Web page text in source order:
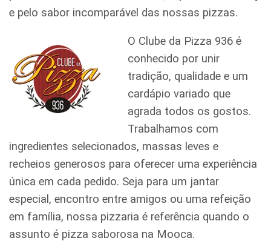
e pelo sabor incomparável das nossas pizzas.
O Clube da Pizza 936 é
conhecido por unir
tradição, qualidade e um
cardápio variado que
agrada todos os gostos.
Trabalhamos com
ingredientes selecionados, massas leves e
recheios generosos para oferecer uma experiência
única em cada pedido. Seja para um jantar
especial, encontro entre amigos ou uma refeição
em família, nossa pizzaria é referência quando o
assunto é pizza saborosa na Mooca.